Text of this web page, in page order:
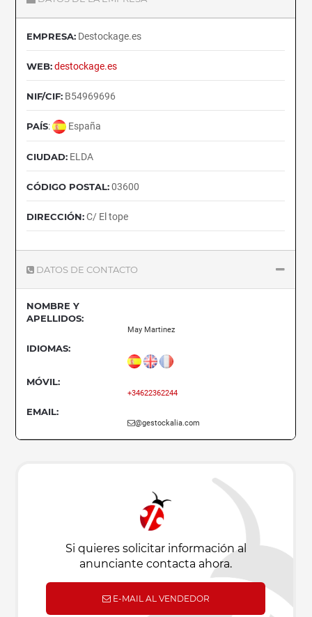
EMPRESA: Destockage.es
WEB: destockage.es
NIF/CIF: B54969696
PAÍS: España
CIUDAD: ELDA
CÓDIGO POSTAL:03600
DIRECCIÓN:C/ El tope
DATOS DE CONTACTO
NOMBRE Y
APELLIDOS:
May Martinez
IDIOMAS:
MÓVIL:
+34622362244
EMAIL:
@gestockalia.com
Si quieres solicitar información al
anunciante contacta ahora.
E-MAIL AL VENDEDOR